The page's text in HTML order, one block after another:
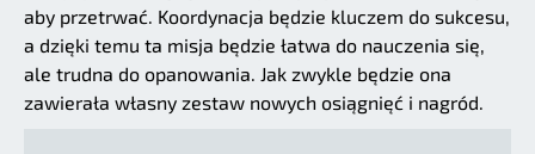
aby przetrwać. Koordynacja będzie kluczem do sukcesu,
a dzięki temu ta misja będzie łatwa do nauczenia się,
ale trudna do opanowania. Jak zwykle będzie ona
zawierała własny zestaw nowych osiągnięć i nagród.